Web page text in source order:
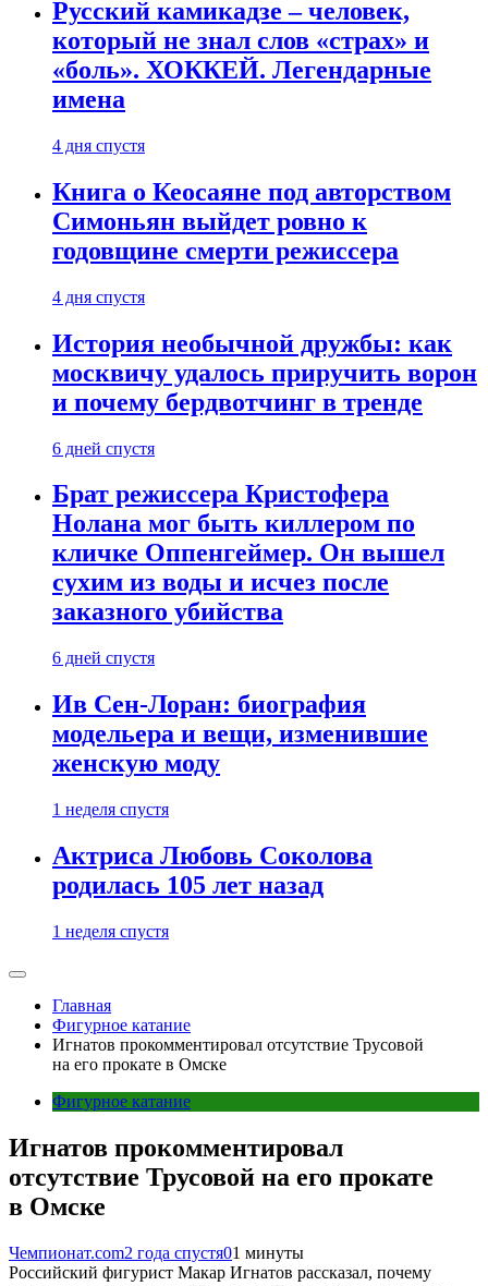
Русский камикадзе – человек,
который не знал слов «страх» и
«боль». ХОККЕЙ. Легендарные
имена
4 дня спустя
Книга о Кеосаяне под авторством
Симоньян выйдет ровно к
годовщине смерти режиссера
4 дня спустя
История необычной дружбы: как
москвичу удалось приручить ворон
и почему бердвотчинг в тренде
6 дней спустя
Брат режиссера Кристофера
Нолана мог быть киллером по
кличке Оппенгеймер. Он вышел
сухим из воды и исчез после
заказного убийства
6 дней спустя
Ив Сен-Лоран: биография
модельера и вещи, изменившие
женскую моду
1 неделя спустя
Актриса Любовь Соколова
родилась 105 лет назад
1 неделя спустя
Главная
Фигурное катание
Игнатов прокомментировал отсутствие Трусовой
на его прокате в Омске
Фигурное катание
Игнатов прокомментировал
отсутствие Трусовой на его прокате
в Омске
Чемпионат.com2 года спустя01 минуты
Российский фигурист Макар Игнатов рассказал, почему